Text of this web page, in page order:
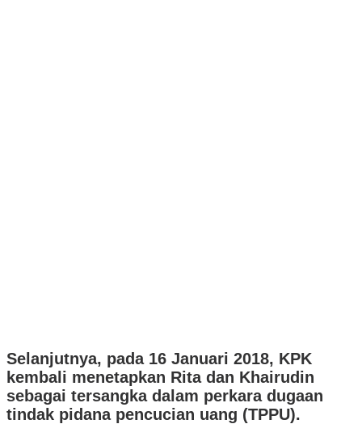
Selanjutnya, pada 16 Januari 2018, KPK
kembali menetapkan Rita dan Khairudin
sebagai tersangka dalam perkara dugaan
tindak pidana pencucian uang (TPPU).